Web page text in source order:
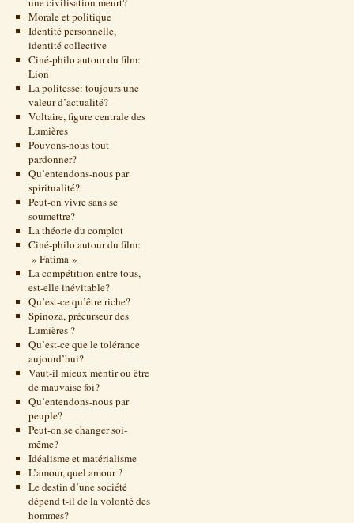
Morale et politique
Identité personnelle,
identité collective
Ciné-philo autour du film:
Lion
La politesse: toujours une
valeur d’actualité?
Voltaire, figure centrale des
Lumières
Pouvons-nous tout
pardonner?
Qu’entendons-nous par
spiritualité?
Peut-on vivre sans se
soumettre?
La théorie du complot
Ciné-philo autour du film:
» Fatima »
La compétition entre tous,
est-elle inévitable?
Qu’est-ce qu’être riche?
Spinoza, précurseur des
Lumières ?
Qu’est-ce que le tolérance
aujourd’hui?
Vaut-il mieux mentir ou être
de mauvaise foi?
Qu’entendons-nous par
peuple?
Peut-on se changer soi-
même?
Idéalisme et matérialisme
L’amour, quel amour ?
Le destin d’une société
dépend t-il de la volonté des
hommes?